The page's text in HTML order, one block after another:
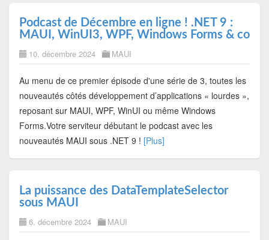
Podcast de Décembre en ligne ! .NET 9 :
MAUI, WinUI3, WPF, Windows Forms & co
10. décembre 2024 MAUI
Au menu de ce premier épisode d'une série de 3, toutes les
nouveautés côtés développement d’applications « lourdes »,
reposant sur MAUI, WPF, WinUI ou même Windows
Forms.Votre serviteur débutant le podcast avec les
nouveautés MAUI sous .NET 9 ! [Plus]
La puissance des DataTemplateSelector
sous MAUI
6. décembre 2024 MAUI